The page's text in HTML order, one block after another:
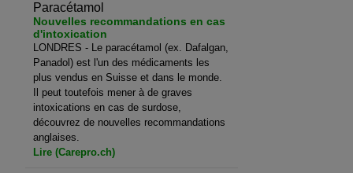
Paracétamol
Nouvelles recommandations en cas
d'intoxication
LONDRES - Le paracétamol (ex. Dafalgan,
Panadol) est l'un des médicaments les
plus vendus en Suisse et dans le monde.
Il peut toutefois mener à de graves
intoxications en cas de surdose,
découvrez de nouvelles recommandations
anglaises.
Lire (Carepro.ch)